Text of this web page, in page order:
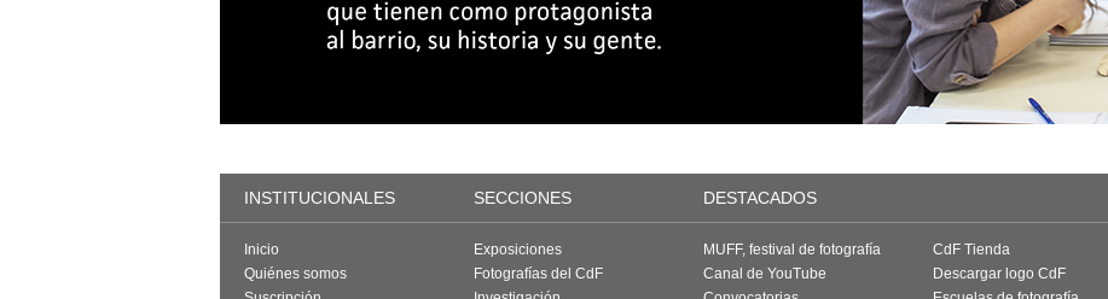
INSTITUCIONALES SECCIONES DESTACADOS
Inicio
Quiénes somos
Exposiciones
Fotografías del CdF
MUFF, festival de fotografía
Canal de YouTube
CdF Tienda
Descargar logo CdF